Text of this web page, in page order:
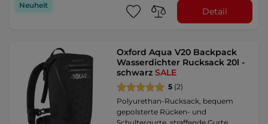
Neuheit
Detail
Oxford Aqua V20 Backpack
Wasserdichter Rucksack 20l -
schwarzSALE
5 (2)
Polyurethan-Rucksack, bequem
gepolsterte Rücken- und